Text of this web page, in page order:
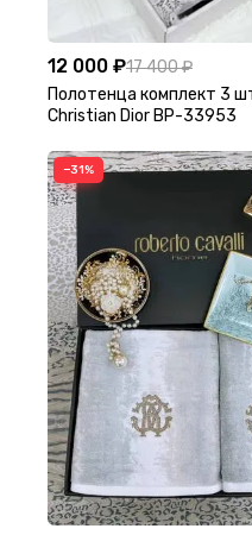
12 000 ₽17 400 ₽
Полотенца комплект 3
Christian Dior BP-33953
−31%